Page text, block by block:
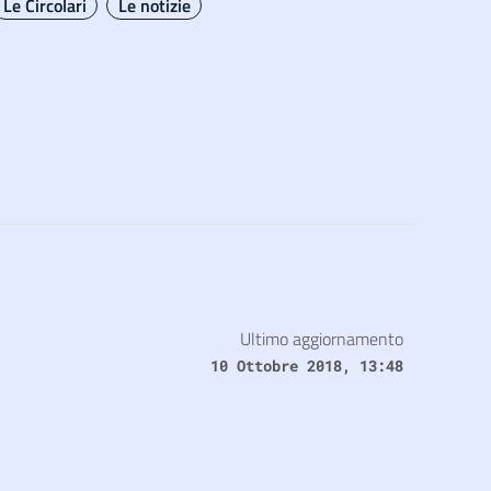
Le Circolari
Le notizie
Ultimo aggiornamento
10 Ottobre 2018, 13:48